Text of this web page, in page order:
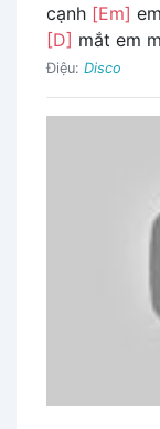
cạnh [Em]
[D] mắt em
Điệu: Disco